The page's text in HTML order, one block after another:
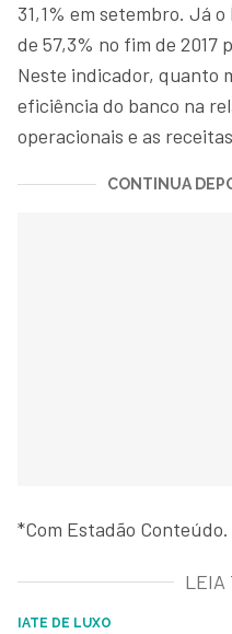
31,1% em setembro. Já
de 57,3% no fim de 2017
Neste indicador, quanto
eficiência do banco na
operacionais e as
CONTINUA
*Com Estadão Conteúdo.
LEIA
IATE DE LUXO